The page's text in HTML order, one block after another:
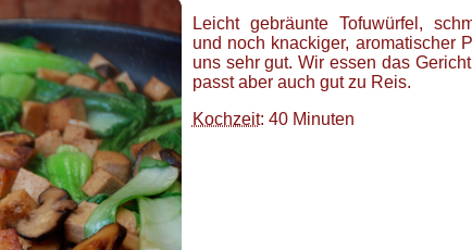
Leicht gebräunte Tofuwürfel,
und noch knackiger, aromatischer
uns sehr gut. Wir essen das
passt aber auch gut zu Reis.
Kochzeit: 40 Minuten